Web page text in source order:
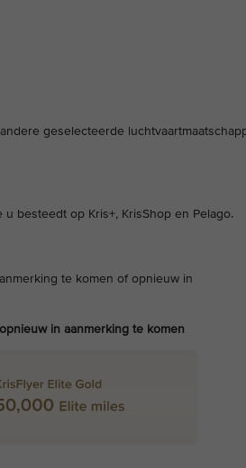
geselecteerde
besteedt op Kris+, KrisShop en Pelago.
te komen of opnieuw in
in aanmerking te komen